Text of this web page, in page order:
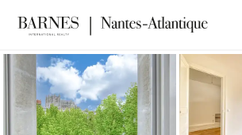
VENDU PAR BARNES